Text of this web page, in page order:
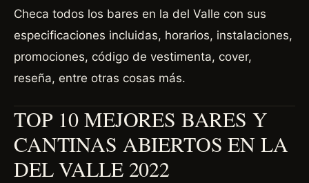
Checa todos los bares en la del Valle con sus
especificaciones incluidas, horarios, instalaciones,
promociones, código de vestimenta, cover,
reseña, entre otras cosas más.
TOP 10 MEJORES BARES Y
CANTINAS ABIERTOS EN LA
DEL VALLE 2022